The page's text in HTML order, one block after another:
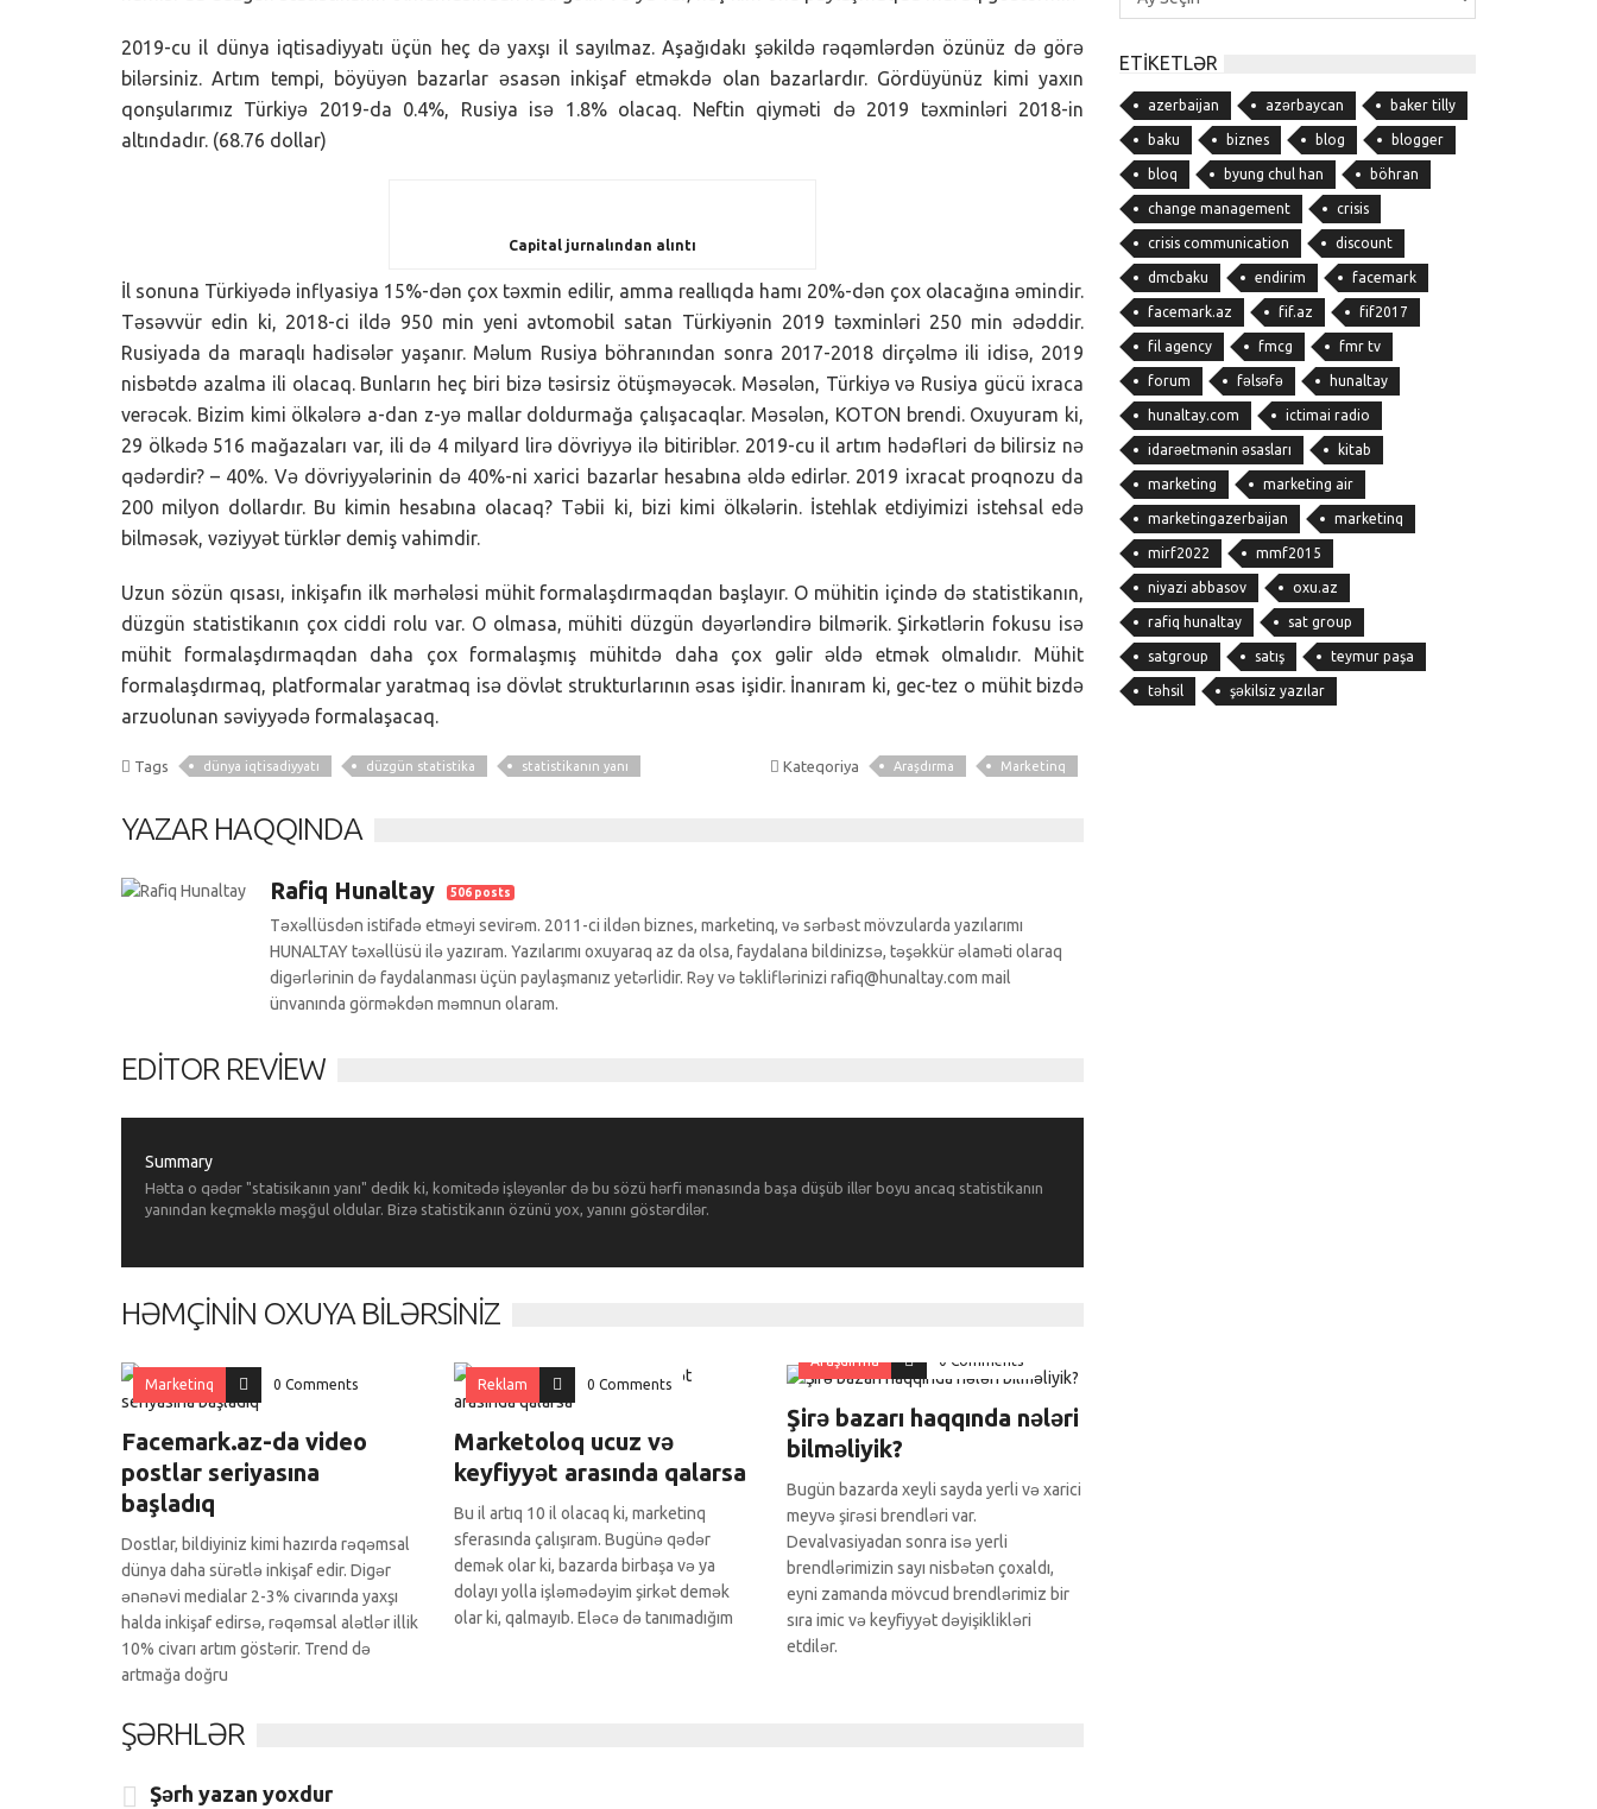
2019-cu il dünya iqtisadiyyatı üçün heç də yaxşı il sayılmaz. Aşağıdakı şəkildə rəqəmlərdən özünüz də görə
bilərsiniz. Artım tempi, böyüyən bazarlar əsasən inkişaf etməkdə olan bazarlardır. Gördüyünüz kimi yaxın
qonşularımız Türkiyə 2019-da 0.4%, Rusiya isə 1.8% olacaq. Neftin qiyməti də 2019 təxminləri 2018-in
altındadır. (68.76 dollar)
Capital jurnalından alıntı
İl sonuna Türkiyədə inflyasiya 15%-dən çox təxmin edilir, amma reallıqda hamı 20%-dən çox olacağına əmindir.
Təsəvvür edin ki, 2018-ci ildə 950 min yeni avtomobil satan Türkiyənin 2019 təxminləri 250 min ədəddir.
Rusiyada da maraqlı hadisələr yaşanır. Məlum Rusiya böhranından sonra 2017-2018 dirçəlmə ili idisə, 2019
nisbətdə azalma ili olacaq. Bunların heç biri bizə təsirsiz ötüşməyəcək. Məsələn, Türkiyə və Rusiya gücü ixraca
verəcək. Bizim kimi ölkələrə a-dan z-yə mallar doldurmağa çalışacaqlar. Məsələn, KOTON brendi. Oxuyuram ki,
29 ölkədə 516 mağazaları var, ili də 4 milyard lirə dövriyyə ilə bitiriblər. 2019-cu il artım hədəfləri də bilirsiz nə
qədərdir? – 40%. Və dövriyyələrinin də 40%-ni xarici bazarlar hesabına əldə edirlər. 2019 ixracat proqnozu da
200 milyon dollardır. Bu kimin hesabına olacaq? Təbii ki, bizi kimi ölkələrin. İstehlak etdiyimizi istehsal edə
bilməsək, vəziyyət türklər demiş vahimdir.
Uzun sözün qısası, inkişafın ilk mərhələsi mühit formalaşdırmaqdan başlayır. O mühitin içində də statistikanın,
düzgün statistikanın çox ciddi rolu var. O olmasa, mühiti düzgün dəyərləndirə bilmərik. Şirkətlərin fokusu isə
mühit formalaşdırmaqdan daha çox formalaşmış mühitdə daha çox gəlir əldə etmək olmalıdır. Mühit
formalaşdırmaq, platformalar yaratmaq isə dövlət strukturlarının əsas işidir. İnanıram ki, gec-tez o mühit bizdə
arzuolunan səviyyədə formalaşacaq.
Tags dünya iqtisadiyyatı düzgün statistika statistikanın yanı Kateqoriya Araşdırma Marketinq
YAZAR HAQQINDA
Rafiq Hunaltay 506 posts
Təxəllüsdən istifadə etməyi sevirəm. 2011-ci ildən biznes, marketinq, və sərbəst mövzularda yazılarımı
HUNALTAY təxəllüsü ilə yazıram. Yazılarımı oxuyaraq az da olsa, faydalana bildinizsə, təşəkkür əlaməti olaraq
digərlərinin də faydalanması üçün paylaşmanız yetərlidir. Rəy və təkliflərinizi rafiq@hunaltay.com mail
ünvanında görməkdən məmnun olaram.
EDITOR REVIEW
Summary
Hətta o qədər "statisikanın yanı" dedik ki, komitədə işləyənlər də bu sözü hərfi mənasında başa düşüb illər boyu ancaq statistikanın
yanından keçməklə məşğul oldular. Bizə statistikanın özünü yox, yanını göstərdilər.
HƏMÇININ OXUYA BILƏRSINIZ
Marketinq 0 Comments
Facemark.az-da video
postlar seriyasına
başladıq
Dostlar, bildiyiniz kimi hazırda rəqəmsal
dünya daha sürətlə inkişaf edir. Digər
ənənəvi medialar 2-3% civarında yaxşı
halda inkişaf edirsə, rəqəmsal alətlər illik
10% civarı artım göstərir. Trend də
artmağa doğru
Reklam 0 Comments
Marketoloq ucuz və
keyfiyyət arasında qalarsa
Bu il artıq 10 il olacaq ki, marketinq
sferasında çalışıram. Bugünə qədər
demək olar ki, bazarda birbaşa və ya
dolayı yolla işləmədəyim şirkət demək
olar ki, qalmayıb. Eləcə də tanımadığım
Araşdırma 0 Comments
Şirə bazarı haqqında nələri
bilməliyik?
Bugün bazarda xeyli sayda yerli və xarici
meyvə şirəsi brendləri var.
Devalvasiyadan sonra isə yerli
brendlərimizin sayı nisbətən çoxaldı,
eyni zamanda mövcud brendlərimiz bir
sıra imic və keyfiyyət dəyişiklikləri
etdilər.
ŞƏRHLƏR
Şərh yazan yoxdur
Arxivi
ETIKETLƏR
azerbaijan azərbaycan baker tilly
baku biznes blog blogger
bloq byung chul han böhran
change management crisis
crisis communication discount
dmcbaku endirim facemark
facemark.az fif.az fif2017
fil agency fmcg fmr tv
forum fəlsəfə hunaltay
hunaltay.com ictimai radio
idarəetmənin əsasları kitab
marketing marketing air
marketingazerbaijan marketinq
mirf2022 mmf2015
niyazi abbasov oxu.az
rafiq hunaltay sat group
satgroup satış teymur paşa
təhsil şəkilsiz yazılar